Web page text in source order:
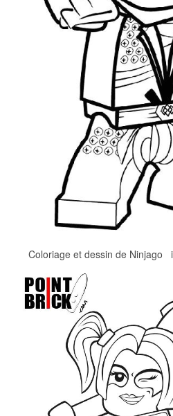
Coloriage et dessin de Ninjago